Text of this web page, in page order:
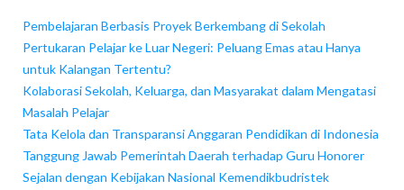
Pembelajaran Berbasis Proyek Berkembang di Sekolah
Pertukaran Pelajar ke Luar Negeri: Peluang Emas atau Hanya
untuk Kalangan Tertentu?
Kolaborasi Sekolah, Keluarga, dan Masyarakat dalam Mengatasi
Masalah Pelajar
Tata Kelola dan Transparansi Anggaran Pendidikan di Indonesia
Tanggung Jawab Pemerintah Daerah terhadap Guru Honorer
Sejalan dengan Kebijakan Nasional Kemendikbudristek